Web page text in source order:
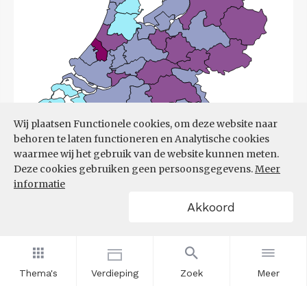
Thema's Verdieping Zoek Meer
Wij plaatsen Functionele cookies, om deze website naar
behoren te laten functioneren en Analytische cookies
waarmee wij het gebruik van de website kunnen meten.
Deze cookies gebruiken geen persoonsgegevens.Meer
informatie
Akkoord
ONTWIKKELING ONTSTANE
Filters